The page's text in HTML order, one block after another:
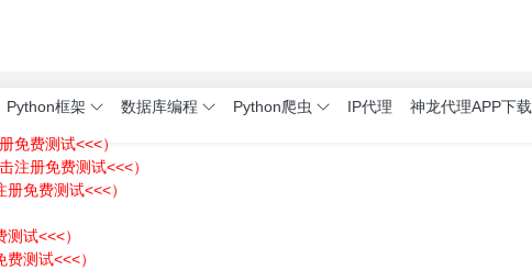
Python框架 数据库编程 Python爬虫 IP代理 神龙代理APP下载
免费测试<<<）
注册免费测试<<<）
免费测试<<<）
试<<<）
测试<<<）